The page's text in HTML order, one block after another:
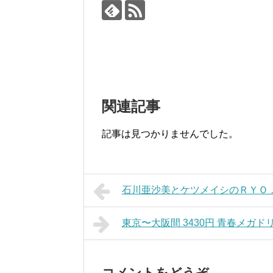
関連記事
記事は見つかりませんでした。
石川亜沙美とケツメイシのＲＹＯ
東京〜大阪間 3430円 青春メガド